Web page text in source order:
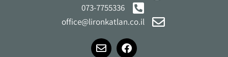
073-7755336
office@lironkatlan.co.il